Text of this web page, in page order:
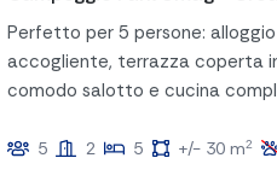
Perfetto per 5 persone: alloggio
accogliente, terrazza coperta
comodo salotto e cucina
spensierato!
5 2 5 +/- 30 m2